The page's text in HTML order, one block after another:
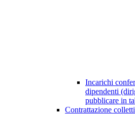
Incarichi
dipendenti
pubblicare in
Contrattazione